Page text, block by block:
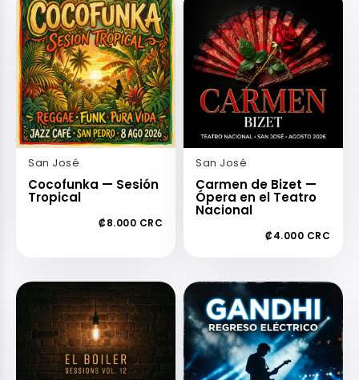
San José
Cocofunka — Sesión
Tropical
₡8.000 CRC
San José
Carmen de Bizet —
Ópera en el Teatro
Nacional
₡4.000 CRC